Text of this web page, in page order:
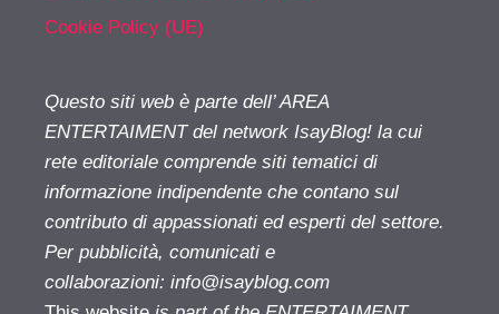
Cookie Policy (UE)
Questo siti web è parte dell’ AREA
ENTERTAIMENT del network IsayBlog! la cui
rete editoriale comprende siti tematici di
informazione indipendente che contano sul
contributo di appassionati ed esperti del settore.
Per pubblicità, comunicati e
collaborazioni: info@isayblog.com